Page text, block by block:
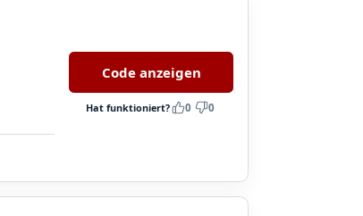
Code anzeigen
Hat funktioniert? 0 0